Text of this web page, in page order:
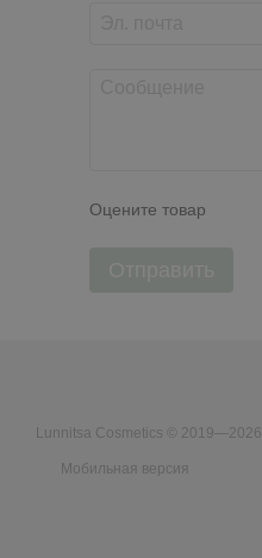
Оцените товар
Lunnitsa Cosmetics © 2019—2026
Мобильная версия